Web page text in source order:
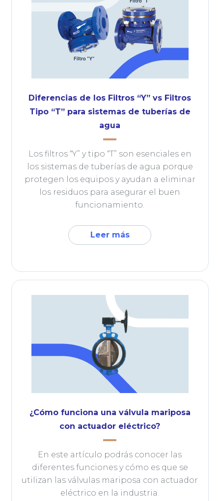
Diferencias de los Filtros “Y” vs Filtros
Tipo “T” para sistemas de tuberías de
agua
Los filtros “Y” y tipo “T” son esenciales en
los sistemas de tuberías de agua porque
protegen los equipos y ayudan a eliminar
los residuos para asegurar el buen
funcionamiento.
Leer más
¿Cómo funciona una válvula mariposa
con actuador eléctrico?
En este artículo podrás conocer las
diferentes funciones y cómo es que se
utilizan las válvulas mariposa con actuador
eléctrico en la industria.